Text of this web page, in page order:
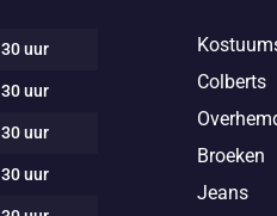
uur
uur
uur
uur
Colberts
Broeken
Jeans